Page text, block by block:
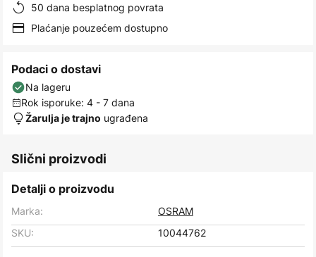
50 dana besplatnog povrata
Plaćanje pouzećem dostupno
Podaci o dostavi
Na lageru
Rok isporuke: 4 - 7 dana
Žarulja je trajno ugrađena
Slični proizvodi
Detalji o proizvodu
Marka:
OSRAM
SKU:
10044762